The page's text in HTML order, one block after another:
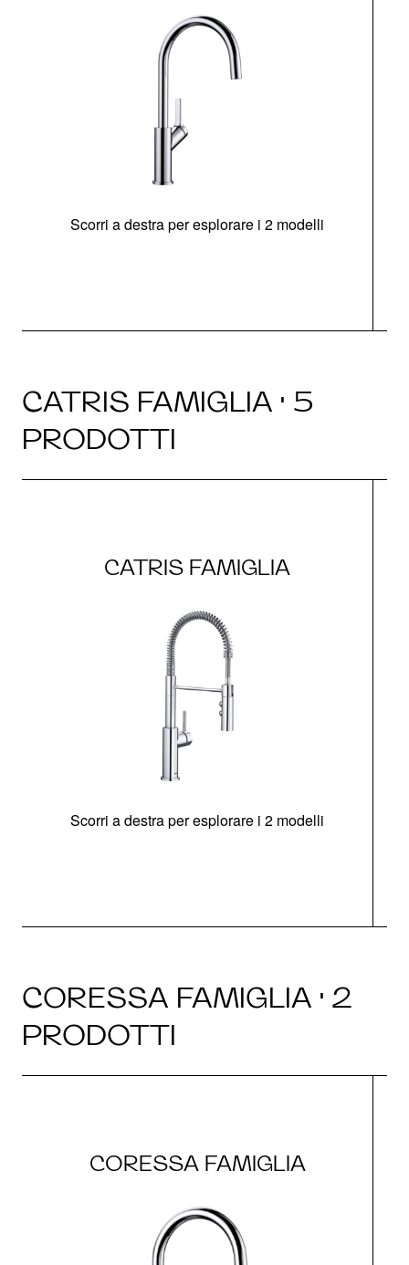
Scorri a destra per esplorare i 2 modelli
CATRIS FAMIGLIA · 5
PRODOTTI
CATRIS FAMIGLIA
Scorri a destra per esplorare i 2 modelli
CORESSA FAMIGLIA · 2
PRODOTTI
CORESSA FAMIGLIA